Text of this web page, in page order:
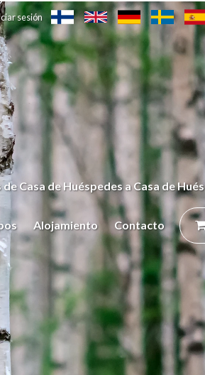
sesión
Casa de Huéspedes a Casa de
Alojamiento Contacto